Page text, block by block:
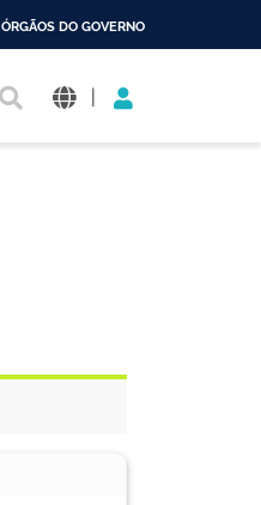
ÓRGÃOS DO GOVERNO
|